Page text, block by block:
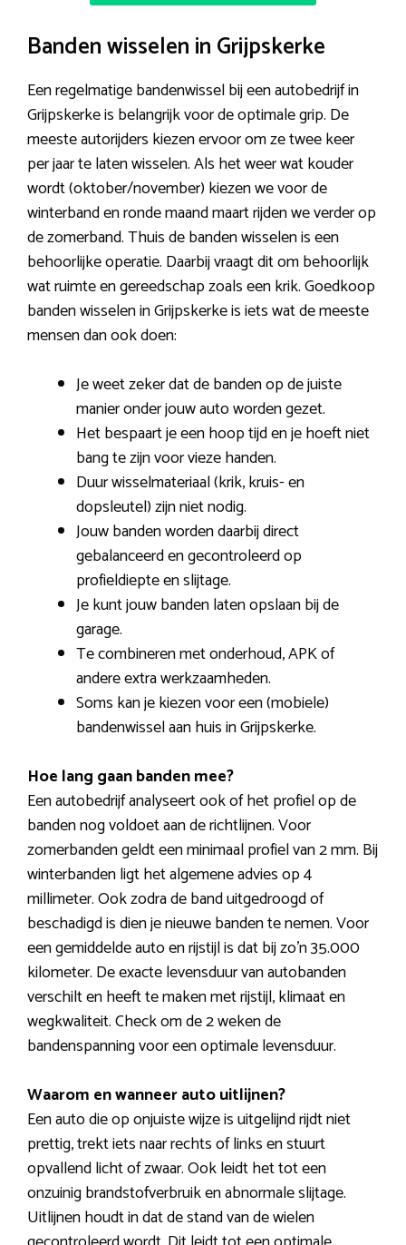
Banden wisselen in Grijpskerke
Een regelmatige bandenwissel bij een autobedrijf in
Grijpskerke is belangrijk voor de optimale grip. De
meeste autorijders kiezen ervoor om ze twee keer
per jaar te laten wisselen. Als het weer wat kouder
wordt (oktober/november) kiezen we voor de
winterband en ronde maand maart rijden we verder op
de zomerband. Thuis de banden wisselen is een
behoorlijke operatie. Daarbij vraagt dit om behoorlijk
wat ruimte en gereedschap zoals een krik. Goedkoop
banden wisselen in Grijpskerke is iets wat de meeste
mensen dan ook doen:
Je weet zeker dat de banden op de juiste
manier onder jouw auto worden gezet.
Het bespaart je een hoop tijd en je hoeft niet
bang te zijn voor vieze handen.
Duur wisselmateriaal (krik, kruis- en
dopsleutel) zijn niet nodig.
Jouw banden worden daarbij direct
gebalanceerd en gecontroleerd op
profieldiepte en slijtage.
Je kunt jouw banden laten opslaan bij de
garage.
Te combineren met onderhoud, APK of
andere extra werkzaamheden.
Soms kan je kiezen voor een (mobiele)
bandenwissel aan huis in Grijpskerke.
Hoe lang gaan banden mee?
Een autobedrijf analyseert ook of het profiel op de
banden nog voldoet aan de richtlijnen. Voor
zomerbanden geldt een minimaal profiel van 2 mm. Bij
winterbanden ligt het algemene advies op 4
millimeter. Ook zodra de band uitgedroogd of
beschadigd is dien je nieuwe banden te nemen. Voor
een gemiddelde auto en rijstijl is dat bij zo’n 35.000
kilometer. De exacte levensduur van autobanden
verschilt en heeft te maken met rijstijl, klimaat en
wegkwaliteit. Check om de 2 weken de
bandenspanning voor een optimale levensduur.
Waarom en wanneer auto uitlijnen?
Een auto die op onjuiste wijze is uitgelijnd rijdt niet
prettig, trekt iets naar rechts of links en stuurt
opvallend licht of zwaar. Ook leidt het tot een
onzuinig brandstofverbruik en abnormale slijtage.
Uitlijnen houdt in dat de stand van de wielen